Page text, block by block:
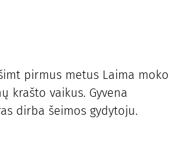
pirmus metus Laima moko
krašto vaikus. Gyvena
dirba šeimos gydytoju.